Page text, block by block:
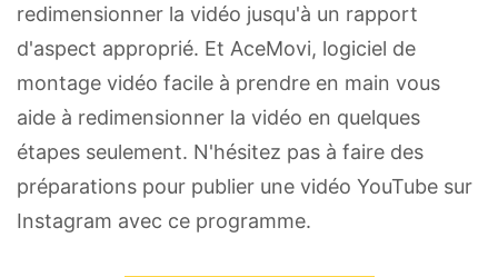
redimensionner la vidéo jusqu'à un rapport
d'aspect approprié. Et AceMovi, logiciel de
montage vidéo facile à prendre en main vous
aide à redimensionner la vidéo en quelques
étapes seulement. N'hésitez pas à faire des
préparations pour publier une vidéo YouTube sur
Instagram avec ce programme.